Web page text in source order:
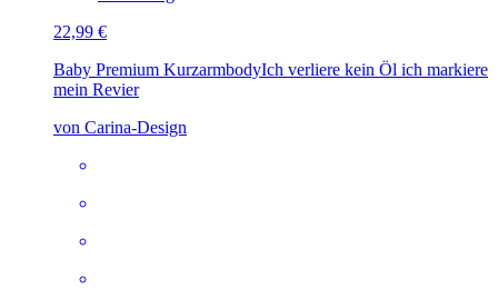
22,99 €
Baby Premium KurzarmbodyIch verliere kein Öl ich markiere
mein Revier
von Carina-Design